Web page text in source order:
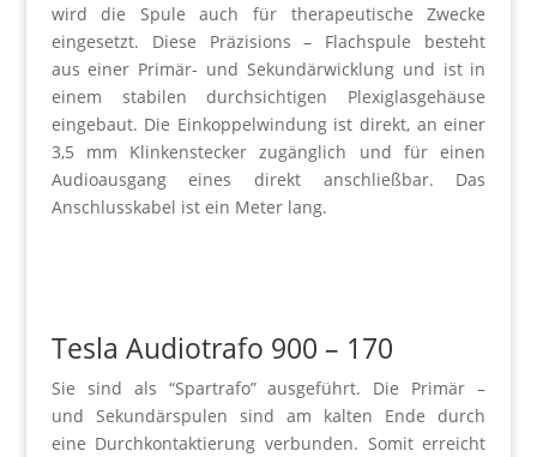
wird die Spule auch für therapeutische Zwecke
eingesetzt. Diese Präzisions – Flachspule besteht
aus einer Primär- und Sekundärwicklung und ist in
einem stabilen durchsichtigen Plexiglasgehäuse
eingebaut. Die Einkoppelwindung ist direkt, an einer
3,5 mm Klinkenstecker zugänglich und für einen
Audioausgang eines direkt anschließbar. Das
Anschlusskabel ist ein Meter lang.
Tesla Audiotrafo 900 – 170
Sie sind als “Spartrafo” ausgeführt. Die Primär –
und Sekundärspulen sind am kalten Ende durch
eine Durchkontaktierung verbunden. Somit erreicht